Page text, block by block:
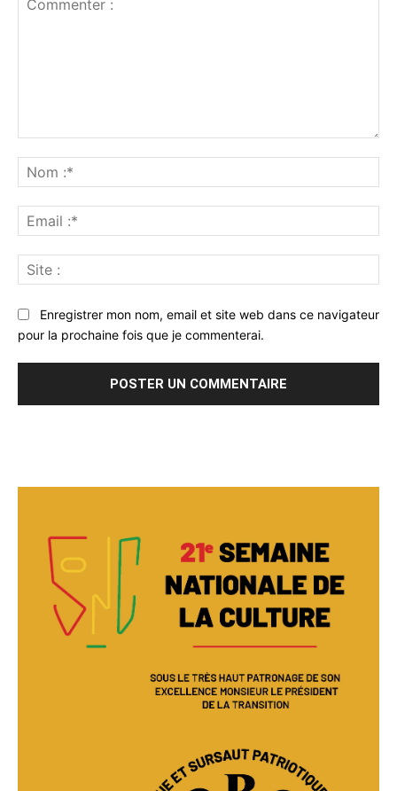
:*
:*
:
Enregistrer mon nom, email et site web dans ce navigateur
pour la prochaine fois que je commenterai.